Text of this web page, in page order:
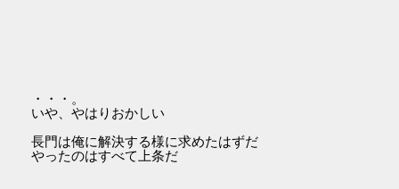
・・・。
いや、やはりおかしい
長門は俺に解決する様に求めたはずだ
やったのはすべて上条だ